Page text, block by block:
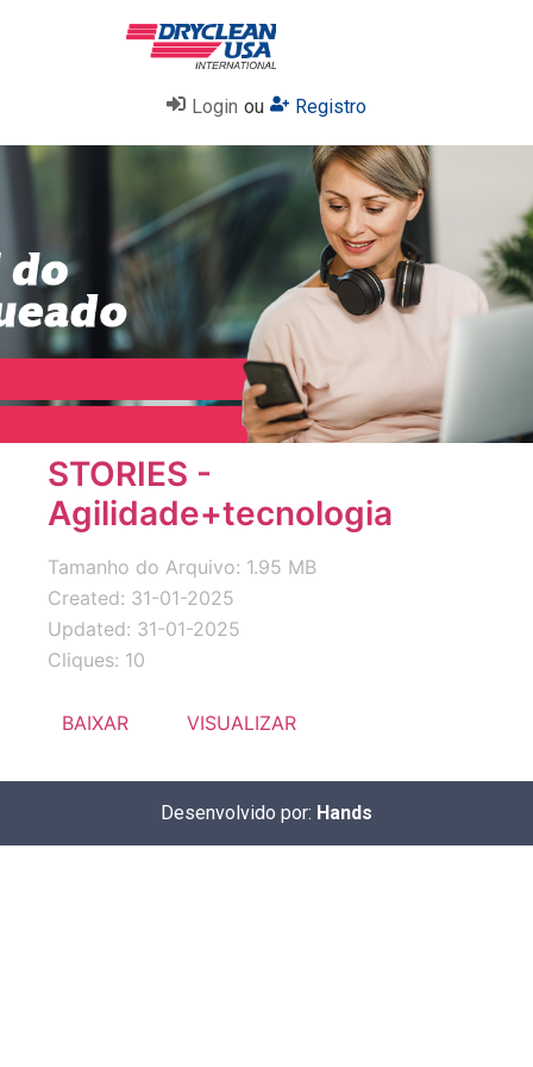
Login ou Registro
STORIES -
Agilidade+tecnologia
Tamanho do Arquivo: 1.95 MB
Created: 31-01-2025
Updated: 31-01-2025
Cliques: 10
BAIXAR VISUALIZAR
Desenvolvido por: Hands